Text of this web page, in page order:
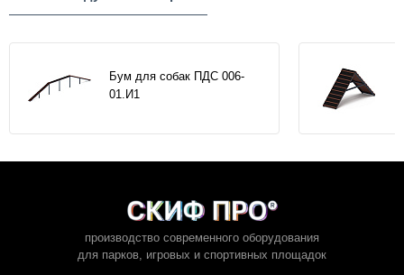
Бум для собак ПДС 006-
01.И1
производство современного оборудования
для парков, игровых и спортивных площадок